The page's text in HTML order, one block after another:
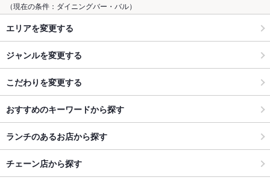
（現在の条件：ダイニングバー・バル）
エリアを変更する
ジャンルを変更する
こだわりを変更する
おすすめのキーワードから探す
ランチのあるお店から探す
チェーン店から探す